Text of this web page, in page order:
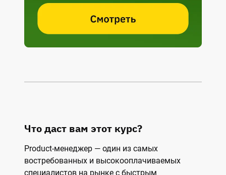
Что даст вам этот курс?
Product-менеджер — один из самых
востребованных и высокооплачиваемых
специалистов на рынке с быстрым